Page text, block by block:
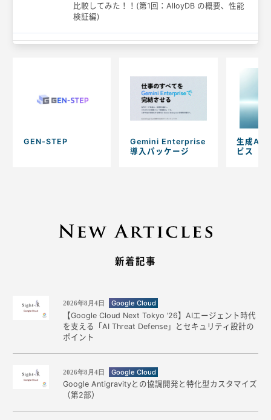
比較してみた！！(第1回：AlloyDB の概要、性能
検証編)
GEN-STEP
Gemini Enterprise
導入パッケージ
生成AI
ビス
新着記事
2026年8月4日 Google Cloud
【Google Cloud Next Tokyo ’26】AIエージェント時代
を支える「AI Threat Defense」とセキュリティ設計の
ポイント
2026年8月4日 Google Cloud
Google Antigravityとの協調開発と特化型カスタマイズ
（第2部）